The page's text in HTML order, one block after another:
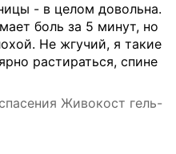
- в целом довольна.
боль за 5 минут, но
Не жгучий, я такие
растираться, спине
Живокост гель-